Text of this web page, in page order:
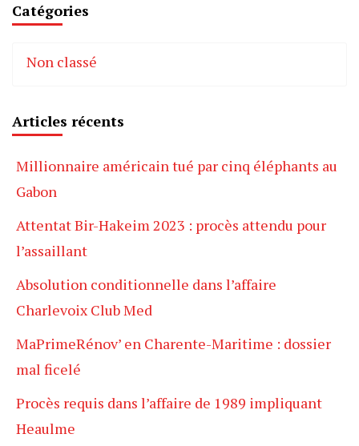
Catégories
Non classé
Articles récents
Millionnaire américain tué par cinq éléphants au
Gabon
Attentat Bir-Hakeim 2023 : procès attendu pour
l’assaillant
Absolution conditionnelle dans l’affaire
Charlevoix Club Med
MaPrimeRénov’ en Charente-Maritime : dossier
mal ficelé
Procès requis dans l’affaire de 1989 impliquant
Heaulme